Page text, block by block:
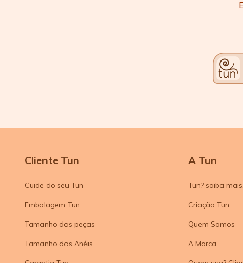
Cliente Tun
Cuide do seu Tun
Embalagem Tun
Tamanho das peças
Tamanho dos Anéis
A Tun
Tun? saiba mais.
Criação Tun
Quem Somos
A Marca